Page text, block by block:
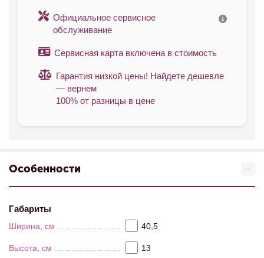
Официальное сервисное
обслуживание
Сервисная карта включена в стоимость
Гарантия низкой цены! Найдете дешевле
— вернем
100% от разницы в цене
Особенности
Габариты
Ширина, см 40,5
Высота, см 13